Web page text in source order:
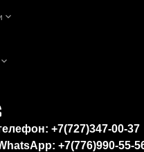
+7(727)347-00-37
+7(776)990-55-